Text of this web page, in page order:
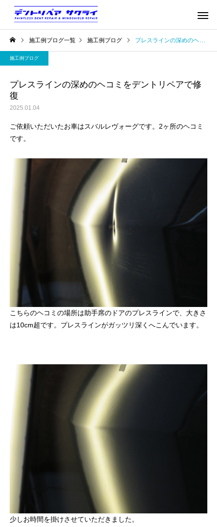
施工例ブログ一覧 施工例ブログ プレスラインの深めのヘコミをデントリペアで修復
施工例ブログ
プレスラインの深めのヘコミをデントリペアで修
復
2025.01.04
ご依頼いただいたお車はスバルレヴォーグです。2ヶ所のヘコミ
です。
こちらのヘコミの場所は助手席のドアのプレスラインで、大きさ
は10cm超です。プレスラインがガッツリ深くへこんでいます。
少しお時間を掛けさせていただきました。